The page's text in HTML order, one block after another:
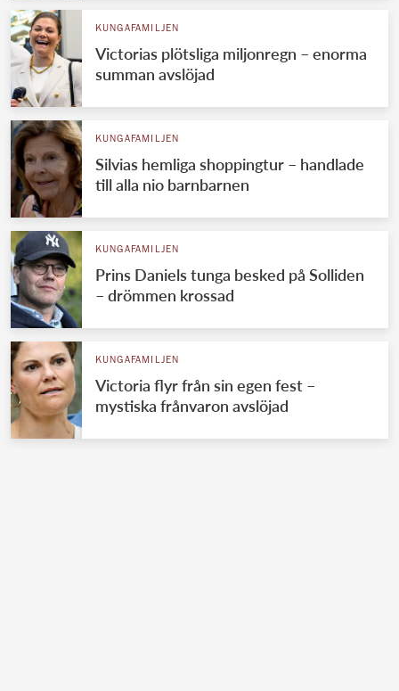
KUNGAFAMILJEN
Victorias plötsliga miljonregn – enorma
summan avslöjad
KUNGAFAMILJEN
Silvias hemliga shoppingtur – handlade
till alla nio barnbarnen
KUNGAFAMILJEN
Prins Daniels tunga besked på Solliden
– drömmen krossad
KUNGAFAMILJEN
Victoria flyr från sin egen fest –
mystiska frånvaron avslöjad